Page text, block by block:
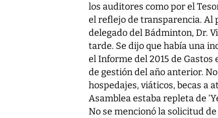
los auditores como por el
el reflejo de transparencia. Al
delegado del Bádminton, Dr.
tarde. Se dijo que había una
el Informe del 2015 de Gastos
de gestión del año anterior.
hospedajes, viáticos, becas a
Asamblea estaba repleta de
No se mencionó la solicitud